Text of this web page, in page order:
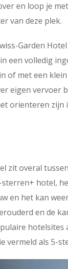
en loop je
van deze plek.
Garden
een volledig
of met een
eigen vervoer
orienteren zijn
zit overal
hotel,
en het kan
en de
hotelsites
vermeld als 5-